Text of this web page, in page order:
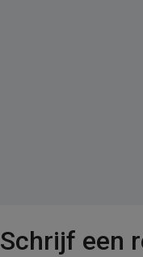
Schrijf een